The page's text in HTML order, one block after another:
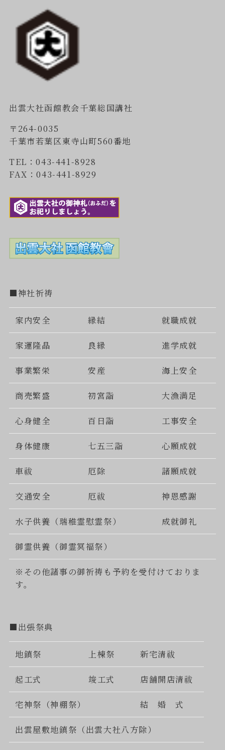
出雲大社函館教会千葉総国講社
〒264-0035
千葉市若葉区東寺山町560番地
TEL：043-441-8928
FAX：043-441-8929
■神社祈祷
家内安全 縁結 就職成就
家運隆晶 良縁 進学成就
事業繁栄 安産 海上安全
商売繁盛 初宮詣 大漁満足
心身健全 百日詣 工事安全
身体健康 七五三詣 心願成就
車祓 厄除 諸願成就
交通安全 厄祓 神恩感謝
水子供養（瑞稚霊慰霊祭） 成就御礼
御霊供養（御霊冥福祭）
※その他諸事の御祈祷も予約を受付けておりま
す。
■出張祭典
地鎮祭 上棟祭 新宅清祓
起工式 竣工式 店舗開店清祓
宅神祭（神棚祭） 結 婚 式
出雲屋敷地鎮祭（出雲大社八方除）